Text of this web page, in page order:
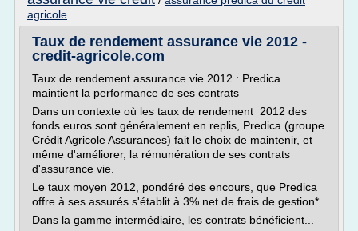
agricole
Taux de rendement assurance vie 2012 -
credit-agricole.com
Taux de rendement assurance vie 2012 : Predica
maintient la performance de ses contrats
Dans un contexte où les taux de rendement 2012 des
fonds euros sont généralement en replis, Predica (groupe
Crédit Agricole Assurances) fait le choix de maintenir, et
même d'améliorer, la rémunération de ses contrats
d'assurance vie.
Le taux moyen 2012, pondéré des encours, que Predica
offre à ses assurés s'établit à 3% net de frais de gestion*.
Dans la gamme intermédiaire, les contrats bénéficient...